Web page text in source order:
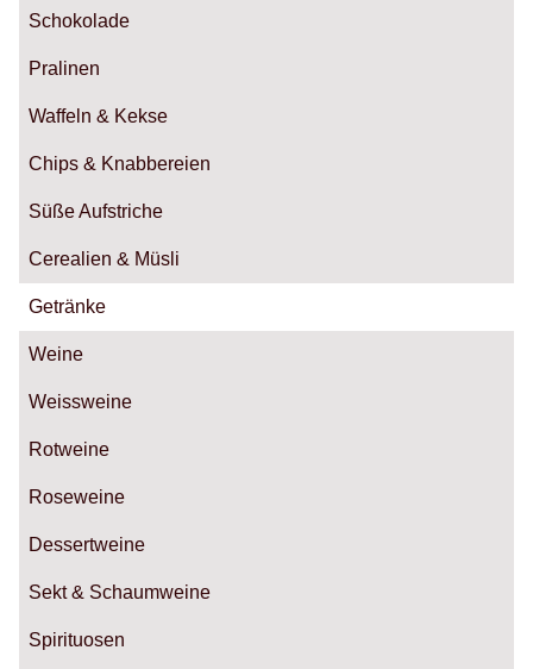
Schokolade
Pralinen
Waffeln & Kekse
Chips & Knabbereien
Süße Aufstriche
Cerealien & Müsli
Getränke
Weine
Weissweine
Rotweine
Roseweine
Dessertweine
Sekt & Schaumweine
Spirituosen